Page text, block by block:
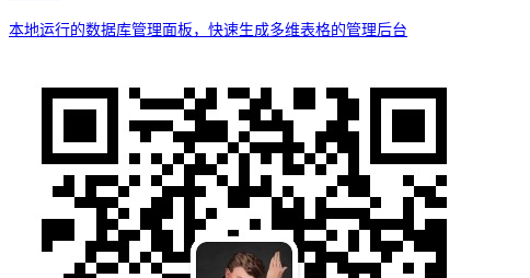
本地运行的数据库管理面板，快速生成多维表格的管理后台